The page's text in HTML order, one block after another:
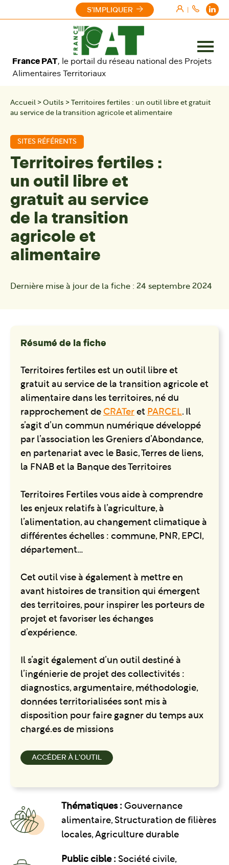
|
France PAT, le portail du réseau national des Projets
Alimentaires Territoriaux
S'IMPLIQUER
Ouvrir
le
Accueil > Outils > Territoires fertiles : un outil libre et gratuit
au service de la transition agricole et alimentaire
SITES RÉFÉRENTS
Territoires fertiles :
un outil libre et
gratuit au service
de la transition
agricole et
alimentaire
Dernière mise à jour de la fiche : 24 septembre 2024
Résumé de la fiche
Territoires fertiles est un outil libre et
gratuit au service de la transition agricole et
alimentaire dans les territoires, né du
rapprochement de CRATer et PARCEL. Il
s’agit d’un commun numérique développé
par l’association les Greniers d’Abondance,
en partenariat avec le Basic, Terres de liens,
la FNAB et la Banque des Territoires
Territoires Fertiles vous aide à comprendre
les enjeux relatifs à l’agriculture, à
l’alimentation, au changement climatique à
différentes échelles : commune, PNR, EPCI,
département…
Cet outil vise à également à mettre en
avant histoires de transition qui émergent
des territoires, pour inspirer les porteurs de
projet et favoriser les échanges
d’expérience.
Il s’agit également d’un outil destiné à
l’ingénierie de projet des collectivités :
diagnostics, argumentaire, méthodologie,
données territorialisées sont mis à
disposition pour faire gagner du temps aux
chargé.es de missions
ACCÉDER À L'OUTIL
Thématiques : Gouvernance
alimentaire Structuration de filières
locales Agriculture durable
Public cible : Société civile,